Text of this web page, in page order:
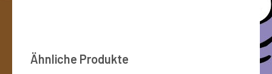
Ähnliche Produkte